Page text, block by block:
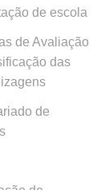
de escola
de Avaliação
das
de